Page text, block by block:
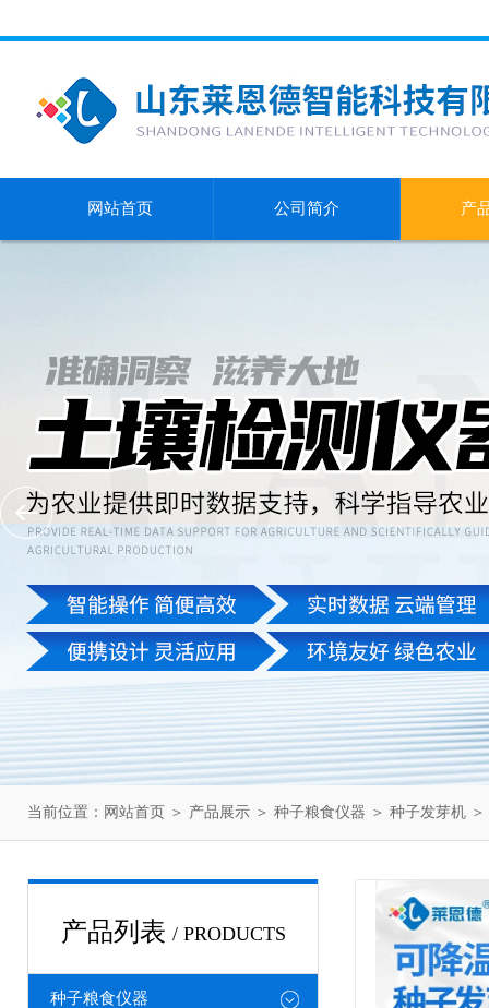
网站首页 公司简介 产
当前位置： 网站首页 ＞ 产品展示 ＞ 种子粮食仪器 ＞ 种子发芽机
产品列表 / PRODUCTS
种子粮食仪器